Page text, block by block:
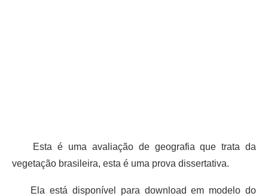
Esta é uma avaliação de geografia que trata da
vegetação brasileira, esta é uma prova dissertativa.
Ela está disponível para download em modelo do